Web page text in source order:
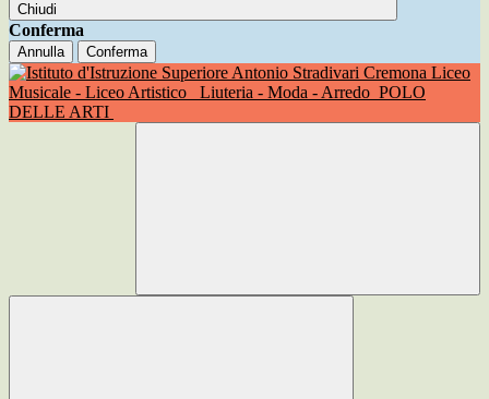
Chiudi
Conferma
Annulla Conferma
Liceo
Musicale - Liceo Artistico
Liuteria - Moda - Arredo POLO
DELLE ARTI